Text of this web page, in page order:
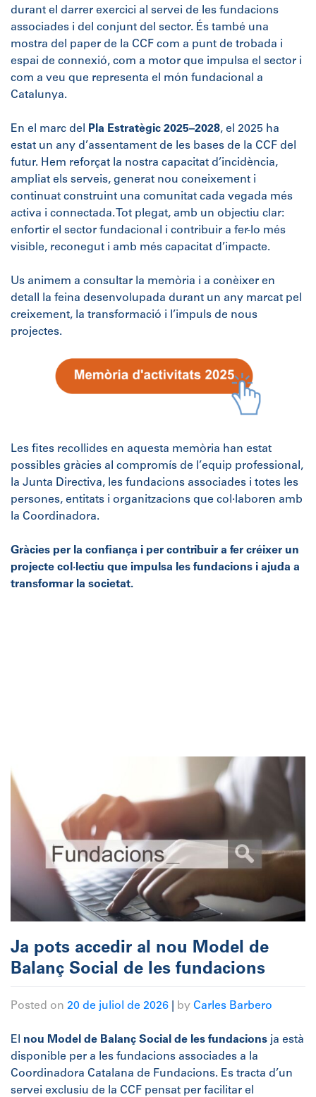
durant el darrer exercici al servei de les fundacions
associades i del conjunt del sector. És també una
mostra del paper de la CCF com a punt de trobada i
espai de connexió, com a motor que impulsa el sector i
com a veu que representa el món fundacional a
Catalunya.
En el marc del Pla Estratègic 2025–2028, el 2025 ha
estat un any d’assentament de les bases de la CCF del
futur. Hem reforçat la nostra capacitat d’incidència,
ampliat els serveis, generat nou coneixement i
continuat construint una comunitat cada vegada més
activa i connectada. Tot plegat, amb un objectiu clar:
enfortir el sector fundacional i contribuir a fer-lo més
visible, reconegut i amb més capacitat d’impacte.
Us animem a consultar la memòria i a conèixer en
detall la feina desenvolupada durant un any marcat pel
creixement, la transformació i l’impuls de nous
projectes.
Les fites recollides en aquesta memòria han estat
possibles gràcies al compromís de l’equip professional,
la Junta Directiva, les fundacions associades i totes les
persones, entitats i organitzacions que col·laboren amb
la Coordinadora.
Gràcies per la confiança i per contribuir a fer créixer un
projecte col·lectiu que impulsa les fundacions i ajuda a
transformar la societat.
Ja pots accedir al nou Model de
Balanç Social de les fundacions
Posted on 20 de juliol de 2026 by Carles Barbero
El nou Model de Balanç Social de les fundacions ja està
disponible per a les fundacions associades a la
Coordinadora Catalana de Fundacions. Es tracta d’un
servei exclusiu de la CCF pensat per facilitar el